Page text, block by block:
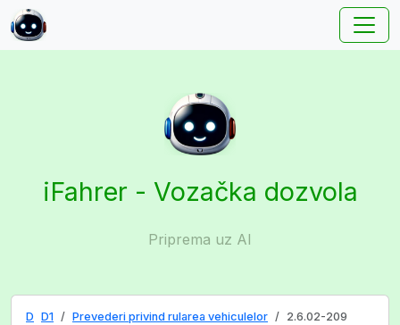
iFahrer - Vozačka dozvola
Priprema uz AI
D D1 Prevederi privind rularea vehiculelor 2.6.02-209